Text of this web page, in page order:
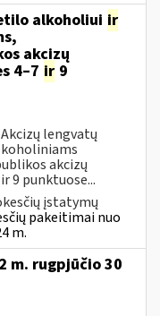
alkoholiui ir
akcizų
4–7 ir 9
lengvatų
akcizų
9 punktuose...
įstatymų
pakeitimai nuo
m.
m. rugpjūčio 30